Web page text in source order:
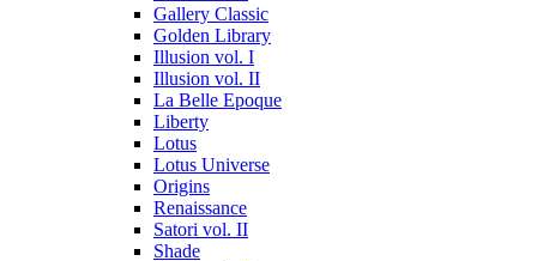
Gallery Classic
Golden Library
Illusion vol. I
Illusion vol. II
La Belle Epoque
Liberty
Lotus
Lotus Universe
Origins
Renaissance
Satori vol. II
Shade